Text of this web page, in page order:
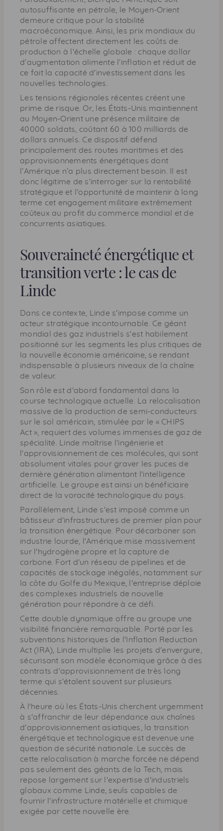
autosuffisante en pétrole, le Moyen-Orient
demeure critique pour la stabilité
macroéconomique. Ainsi, les prix mondiaux du
pétrole affectent directement les coûts de
production à l'échelle globale : chaque dollar
d’augmentation alimente l’inflation et réduit de
ce fait la capacité d'investissement dans les
nouvelles technologies.
Les tensions régionales récentes créent une
prime de risque. Or, les États-Unis maintiennent
au Moyen-Orient une présence militaire de
40000 soldats, coûtant 60 à 100 milliards de
dollars annuels. Ce dispositif défend
principalement des routes maritimes et des
approvisionnements énergétiques dont
l’Amérique n’a plus directement besoin. Il est
donc légitime de s'interroger sur la rentabilité
stratégique et l'opportunité de maintenir à long
terme cet engagement militaire extrêmement
coûteux au profit du commerce mondial et de
concurrents asiatiques.
Souveraineté énergétique et
transition verte : le cas de
Linde
Dans ce contexte, Linde s'impose comme un
acteur stratégique incontournable. Ce géant
mondial des gaz industriels s'est habilement
positionné sur les segments les plus critiques de
la nouvelle économie américaine, se rendant
indispensable à plusieurs niveaux de la chaîne
de valeur.
Son rôle est d'abord fondamental dans la
course technologique actuelle. La relocalisation
massive de la production de semi-conducteurs
sur le sol américain, stimulée par le « CHIPS
Act », requiert des volumes immenses de gaz de
spécialité. Linde maîtrise l'ingénierie et
l'approvisionnement de ces molécules, qui sont
absolument vitales pour graver les puces de
dernière génération alimentant l'intelligence
artificielle. Le groupe est ainsi un bénéficiaire
direct de la voracité technologique du pays.
Parallèlement, Linde s'est imposé comme un
bâtisseur d'infrastructures de premier plan pour
la transition énergétique. Pour décarboner son
industrie lourde, l'Amérique mise massivement
sur l'hydrogène propre et la capture de
carbone. Fort d'un réseau de pipelines et de
capacités de stockage inégalés, notamment sur
la côte du Golfe du Mexique, l'entreprise déploie
des complexes industriels de nouvelle
génération pour répondre à ce défi.
Cette double dynamique offre au groupe une
visibilité financière remarquable. Porté par les
subventions historiques de l'Inflation Reduction
Act (IRA), Linde multiplie les projets d'envergure,
sécurisant son modèle économique grâce à des
contrats d'approvisionnement de très long
terme qui s'étalent souvent sur plusieurs
décennies.
À l'heure où les États-Unis cherchent urgemment
à s'affranchir de leur dépendance aux chaînes
d'approvisionnement asiatiques, la transition
énergétique et technologique est devenue une
question de sécurité nationale. Le succès de
cette relocalisation à marche forcée ne dépend
pas seulement des géants de la Tech, mais
repose largement sur l'expertise d'industriels
globaux comme Linde, seuls capables de
fournir l'infrastructure matérielle et chimique
exigée par cette nouvelle ère.